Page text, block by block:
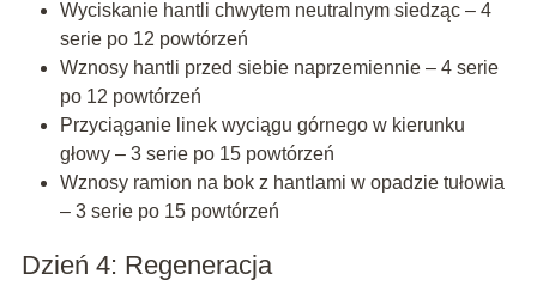
Wyciskanie hantli chwytem neutralnym siedząc – 4
serie po 12 powtórzeń
Wznosy hantli przed siebie naprzemiennie – 4 serie
po 12 powtórzeń
Przyciąganie linek wyciągu górnego w kierunku
głowy – 3 serie po 15 powtórzeń
Wznosy ramion na bok z hantlami w opadzie tułowia
– 3 serie po 15 powtórzeń
Dzień 4: Regeneracja